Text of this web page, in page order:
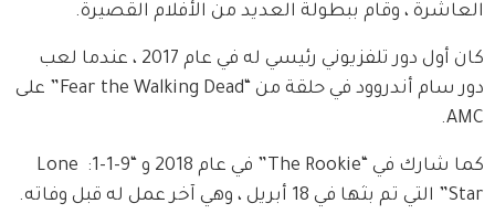
العاشرة ، وقام ببطولة العديد من الأفلام القصيرة.
كان أول دور تلفزيوني رئيسي له في عام 2017 ، عندما لعب
دور سام أندروود في حلقة من “Fear the Walking Dead” على
AMC.
كما شارك في “The Rookie” في عام 2018 و “9-1-1: Lone
Star” التي تم بثها في 18 أبريل ، وهي آخر عمل له قبل وفاته.